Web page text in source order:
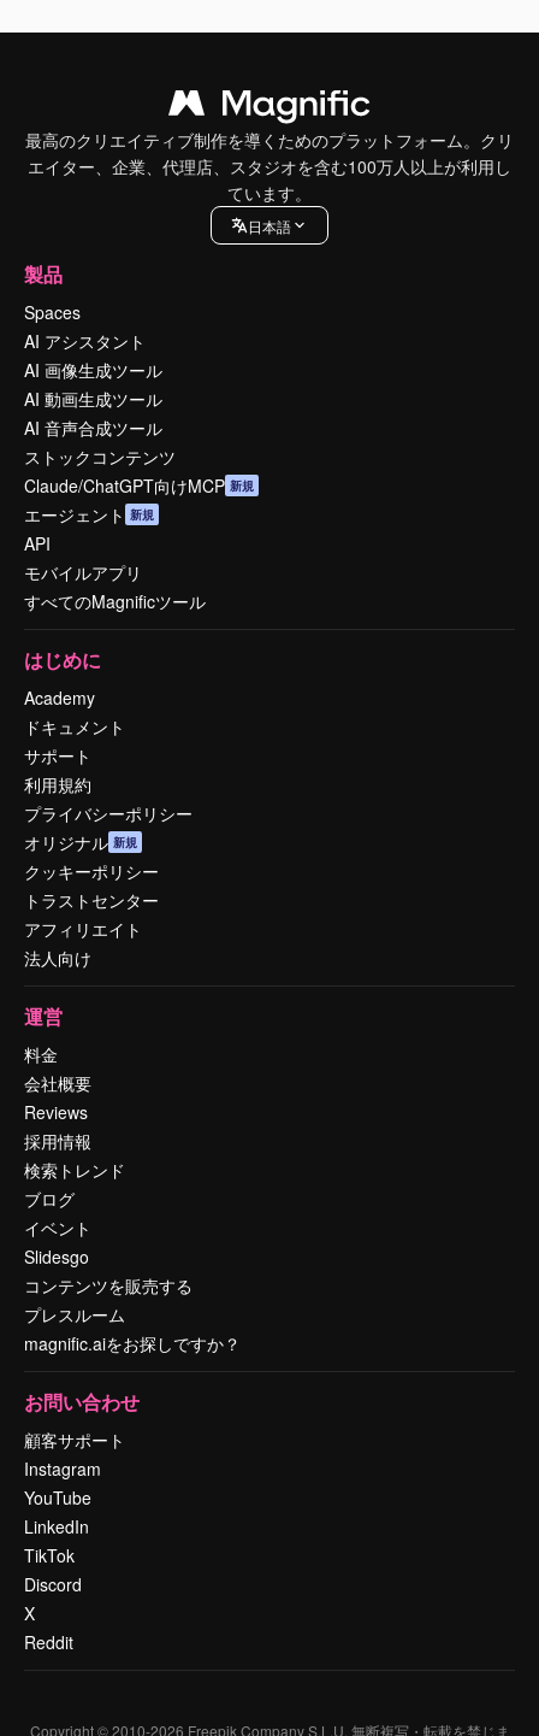
最高のクリエイティブ制作を導くためのプラットフォーム。クリ
エイター、企業、代理店、スタジオを含む100万人以上が利用し
ています。
日本語
製品
Spaces
AI アシスタント
AI 画像生成ツール
AI 動画生成ツール
AI 音声合成ツール
ストックコンテンツ
Claude/ChatGPT向けMCP 新規
エージェント 新規
API
モバイルアプリ
すべてのMagnificツール
はじめに
Academy
ドキュメント
サポート
利用規約
プライバシーポリシー
オリジナル 新規
クッキーポリシー
トラストセンター
アフィリエイト
法人向け
運営
料金
会社概要
Reviews
採用情報
検索トレンド
ブログ
イベント
Slidesgo
コンテンツを販売する
プレスルーム
magnific.aiをお探しですか？
お問い合わせ
顧客サポート
Instagram
YouTube
LinkedIn
TikTok
Discord
X
Reddit
Copyright © 2010-2026 Freepik Company S.L.U. 無断複写・転載を禁じま